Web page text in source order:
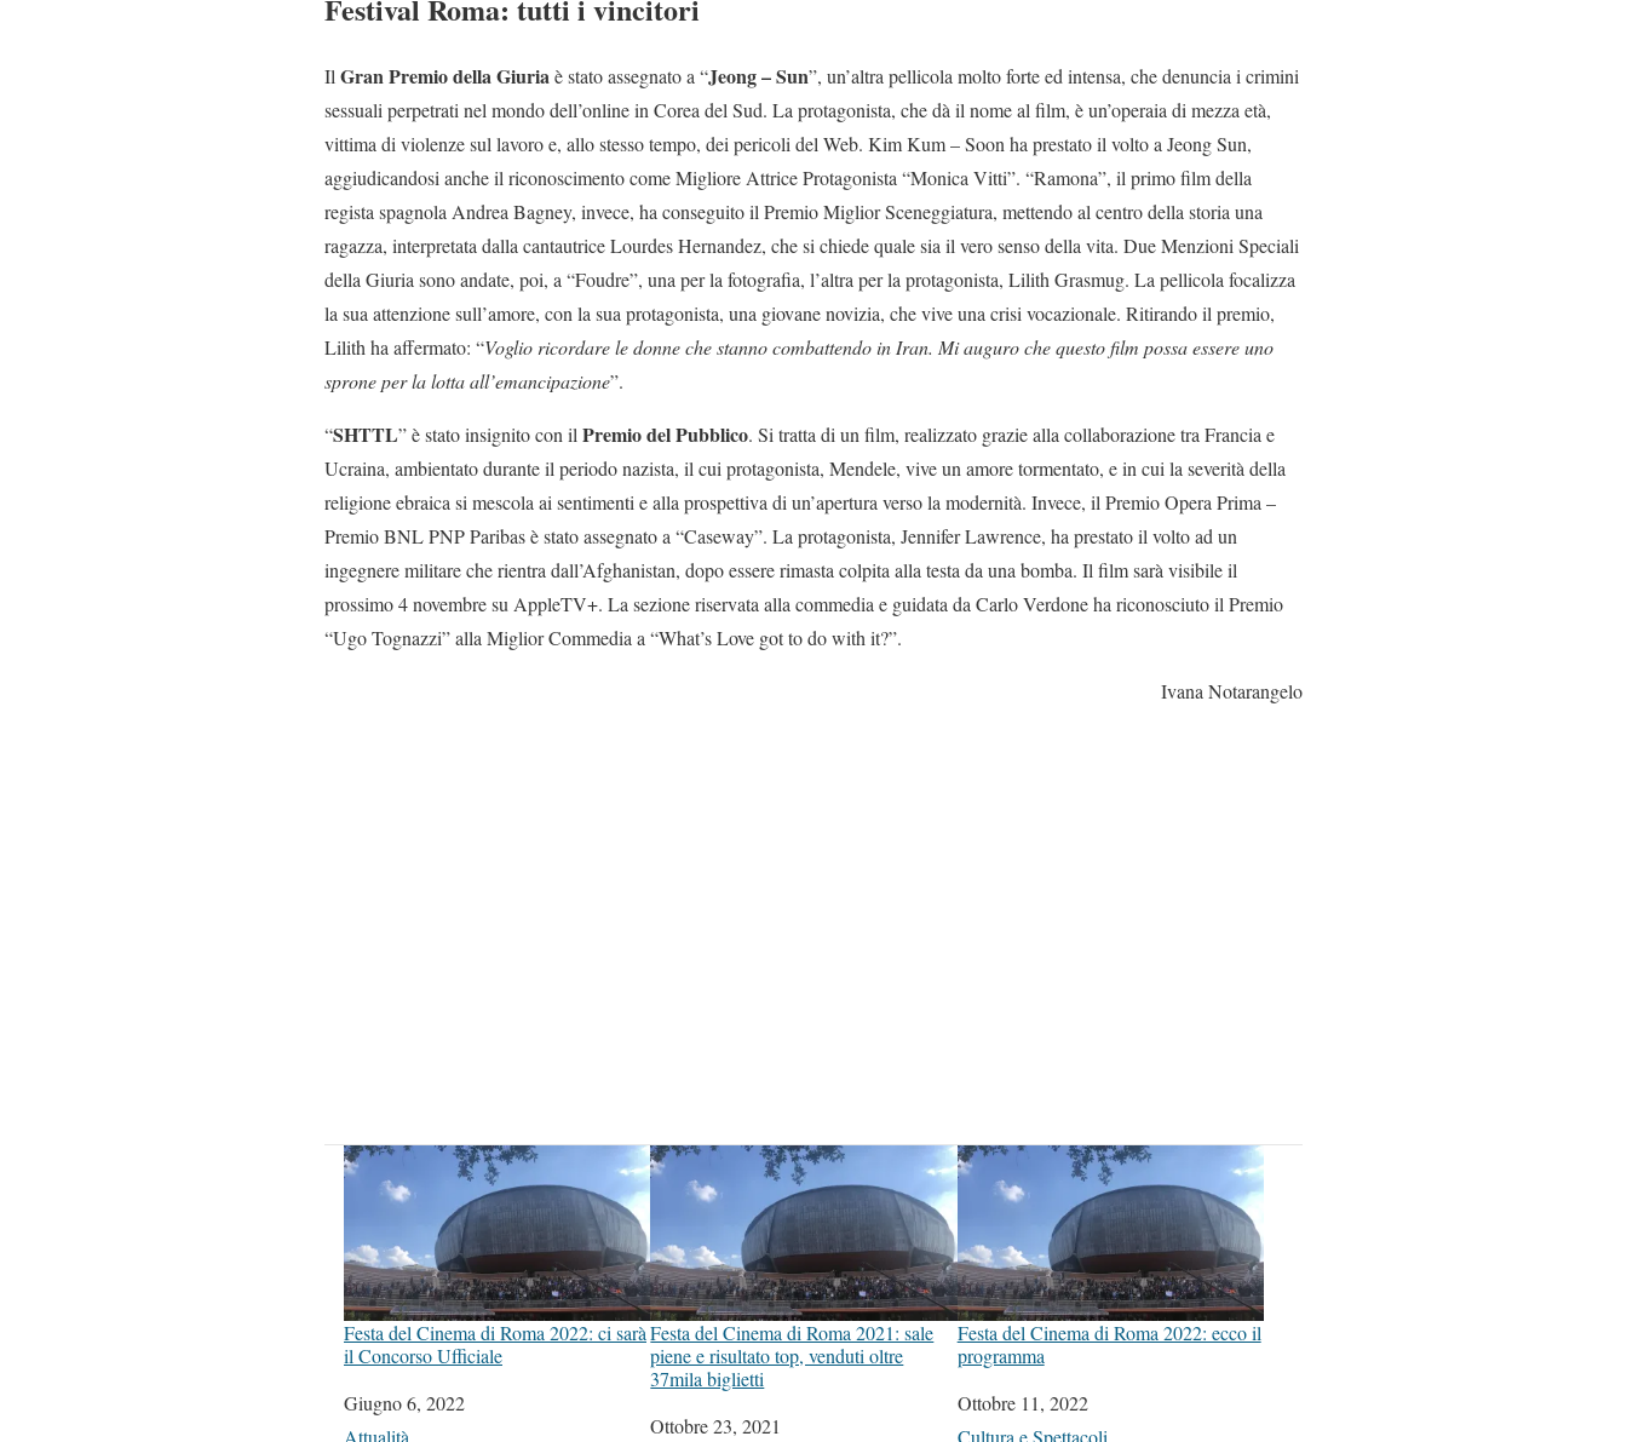
Festival Roma: tutti i vincitori
Il Gran Premio della Giuriaè stato assegnato a “Jeong – Sun”, un’altra pellicola molto forte ed intensa, che denuncia i crimini
sessuali perpetrati nel mondo dell’online in Corea del Sud. La protagonista, che dà il nome al film, è un’operaia di mezza età,
vittima di violenze sul lavoro e, allo stesso tempo, dei pericoli del Web. Kim Kum – Soon ha prestato il volto a Jeong Sun,
aggiudicandosi anche il riconoscimento come Migliore Attrice Protagonista “Monica Vitti”. “Ramona”, il primo film della
regista spagnola Andrea Bagney, invece, ha conseguito il Premio Miglior Sceneggiatura, mettendo al centro della storia una
ragazza, interpretata dalla cantautrice Lourdes Hernandez, che si chiede quale sia il vero senso della vita. Due Menzioni Speciali
della Giuria sono andate, poi, a “Foudre”, una per la fotografia, l’altra per la protagonista, Lilith Grasmug. La pellicola focalizza
la sua attenzione sull’amore, con la sua protagonista, una giovane novizia, che vive una crisi vocazionale. Ritirando il premio,
Lilith ha affermato: “Voglio ricordare le donne che stanno combattendo in Iran. Mi auguro che questo film possa essere uno
sprone per la lotta all’emancipazione”.
“SHTTL” è stato insignito con il Premio del Pubblico. Si tratta di un film, realizzato grazie alla collaborazione tra Francia e
Ucraina, ambientato durante il periodo nazista, il cui protagonista, Mendele, vive un amore tormentato, e in cui la severità della
religione ebraica si mescola ai sentimenti e alla prospettiva di un’apertura verso la modernità. Invece, il Premio Opera Prima –
Premio BNL PNP Paribas è stato assegnato a “Caseway”. La protagonista, Jennifer Lawrence, ha prestato il volto ad un
ingegnere militare che rientra dall’Afghanistan, dopo essere rimasta colpita alla testa da una bomba. Il film sarà visibile il
prossimo 4 novembre su AppleTV+. La sezione riservata alla commedia e guidata da Carlo Verdone ha riconosciuto il Premio
“Ugo Tognazzi” alla Miglior Commedia a “What’s Love got to do with it?”.
Ivana Notarangelo
Festa del Cinema di Roma 2022: ci sarà
il Concorso Ufficiale
Data
Giugno 6, 2022
In relazione a
Attualità
Festa del Cinema di Roma 2021: sale
piene e risultato top, venduti oltre
37mila biglietti
Data
Ottobre 23, 2021
Festa del Cinema di Roma 2022: ecco il
programma
Data
Ottobre 11, 2022
In relazione a
Cultura e Spettacoli